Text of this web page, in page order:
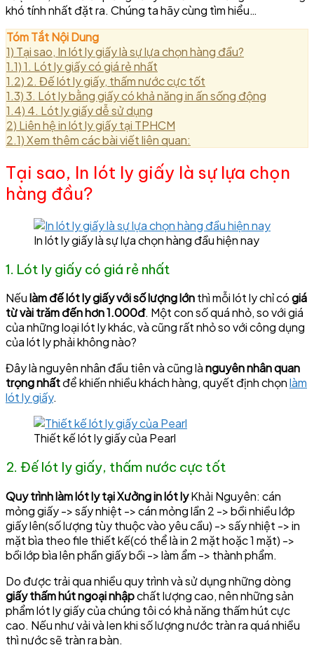
khó tính nhất đặt ra. Chúng ta hãy cùng tìm hiểu…
Tóm Tắt Nội Dung
1) Tại sao, In lót ly giấy là sự lựa chọn hàng đầu?
1.1)1. Lót ly giấy có giá rẻ nhất
1.2) 2. Đế lót ly giấy, thấm nước cực tốt
1.3)3. Lót ly bằng giấy có khả năng in ấn sống động
1.4) 4. Lót ly giấy dễ sử dụng
2) Liên hệ in lót ly giấy tại TPHCM
2.1)Xem thêm các bài viết liên quan:
Tại sao, In lót ly giấy là sự lựa chọn
hàng đầu?
In lót ly giấy là sự lựa chọn hàng đầu hiện nay
1. Lót ly giấy có giá rẻ nhất
Nếulàm đế lót ly giấy với số lượng lớnthì mỗi lót ly chỉ cógiá
từ vài trăm đến hơn 1.000đ. Một con số quá nhỏ, so với giá
của những loại lót ly khác, và cũng rất nhỏ so với công dụng
của lót ly phải không nào?
Đây là nguyên nhân đầu tiên và cũng lànguyên nhân quan
trọng nhấtđể khiến nhiều khách hàng, quyết định chọnlàm
lót ly giấy.
Thiết kế lót ly giấy của Pearl
2. Đế lót ly giấy, thấm nước cực tốt
Quy trình làm lót ly tại Xưởng in lót lyKhải Nguyên: cán
mỏng giấy -> sấy nhiệt -> cán mỏng lần 2 -> bồi nhiều lớp
giấy lên(số lượng tùy thuộc vào yêu cầu) -> sấy nhiệt -> in
mặt bìa theo file thiết kế(có thể là in 2 mặt hoặc 1 mặt) ->
bồi lớp bìa lên phần giấy bồi -> làm ẩm -> thành phẩm.
Do được trải qua nhiều quy trình và sử dụng những dòng
giấy thấm hút ngoại nhậpchất lượng cao, nên những sản
phẩm lót ly giấy của chúng tôi có khả năng thấm hút cực
cao. Nếu như vải và len khi số lượng nước tràn ra quá nhiều
thì nước sẽ tràn ra bàn.